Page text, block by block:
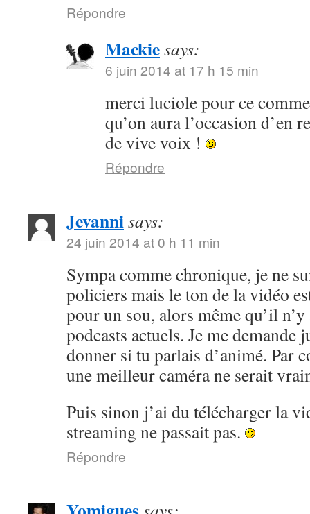
Répondre
Mackiesays:
6 juin 2014 at 17 h 15 min
merci luciole pour ce
qu’on aura l’occasion d’en
de vive voix !
Répondre
Jevannisays:
24 juin 2014 at 0 h 11 min
Sympa comme chronique, je ne
policiers mais le ton de la vidéo
pour un sou, alors même qu’il
podcasts actuels. Je me demande
donner si tu parlais d’animé. Par
une meilleur caméra ne serait
Puis sinon j’ai du télécharger la
streaming ne passait pas.
Répondre